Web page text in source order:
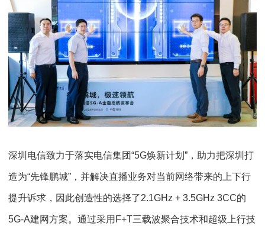
深圳电信致力于落实电信集团“5G焕新计划”，助力把深圳打
造为“先锋鹏城”，并解决直播业务对当前网络带来的上下行
提升诉求，因此创造性的选择了2.1GHz + 3.5GHz 3CC的
5G-A建网方案。通过采用F+T三载波聚合技术和超级上行技